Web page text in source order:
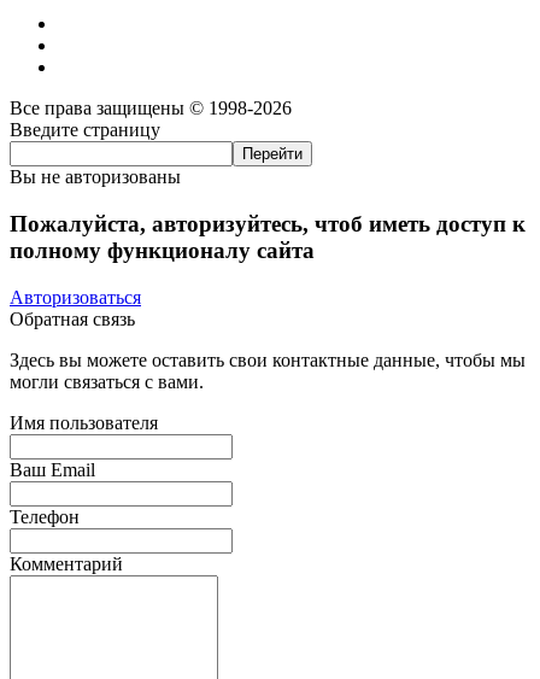
Все права защищены © 1998-2026
Введите страницу
Вы не авторизованы
Пожалуйста, авторизуйтесь, чтоб иметь доступ к
полному функционалу сайта
Авторизоваться
Обратная связь
Здесь вы можете оставить свои контактные данные, чтобы мы
могли связаться с вами.
Имя пользователя
Ваш Email
Телефон
Комментарий